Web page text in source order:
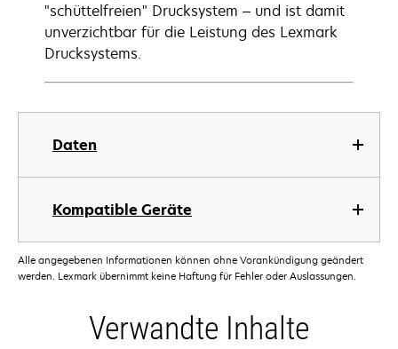
Daten
Kompatible Geräte
"schüttelfreien" Drucksystem – und ist damit
unverzichtbar für die Leistung des Lexmark
Drucksystems.
Alle angegebenen Informationen können ohne Vorankündigung geändert
werden. Lexmark übernimmt keine Haftung für Fehler oder Auslassungen.
Verwandte Inhalte